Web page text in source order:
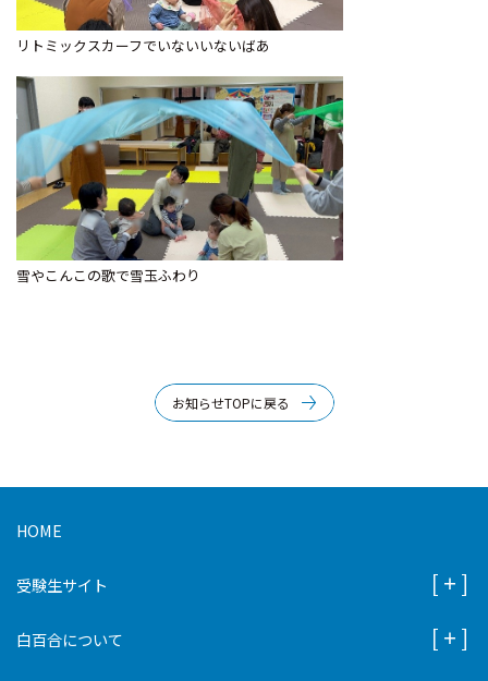
リトミックスカーフでいないいないばあ
雪やこんこの歌で雪玉ふわり
お知らせTOPに戻る
HOME
受験生サイト
白百合について